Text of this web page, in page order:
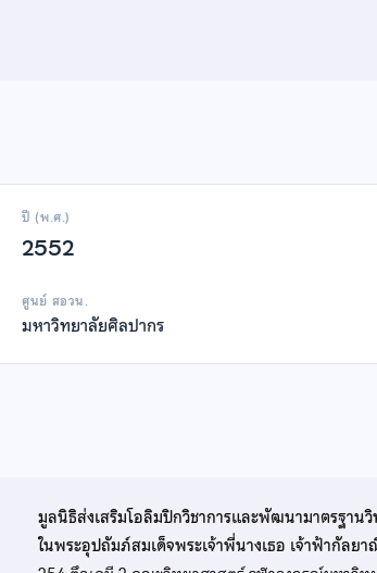
ปี (พ.ศ.)
2552
ศูนย์ สอวน.
มหาวิทยาลัยศิลปากร
มูลนิธิส่งเสริมโอลิมปิกวิชาการและพัฒนามาตรฐาน
ในพระอุปถัมภ์สมเด็จพระเจ้าพี่นางเธอ เจ้าฟ้ากัล